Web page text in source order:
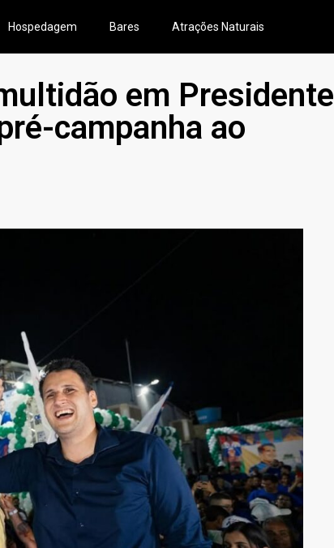
Hospedagem Bares Atrações Naturais
em Presidente
campanha ao